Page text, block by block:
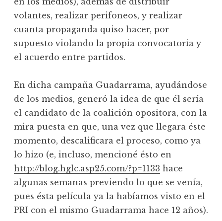
volantes, realizar perifoneos, y realizar
cuanta propaganda quiso hacer, por
supuesto violando la propia convocatoria y
el acuerdo entre partidos.
En dicha campaña Guadarrama, ayudándose
de los medios, generó la idea de que él sería
el candidato de la coalición opositora, con la
mira puesta en que, una vez que llegara éste
momento, descalificara el proceso, como ya
lo hizo (e, incluso, mencioné ésto en
http://blog.hglc.asp25.com/?p=1133 hace
algunas semanas previendo lo que se venía,
pues ésta película ya la habíamos visto en el
PRI con el mismo Guadarrama hace 12 años).